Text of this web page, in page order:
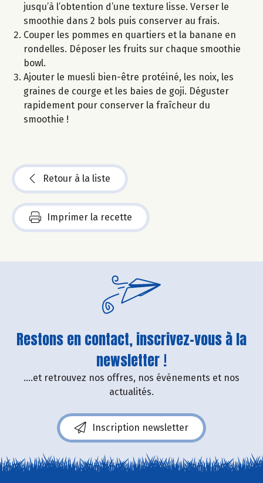
jusqu’à l’obtention d’une texture lisse. Verser le
smoothie dans 2 bols puis conserver au frais.
Couper les pommes en quartiers et la banane en
rondelles. Déposer les fruits sur chaque smoothie
bowl.
Ajouter le muesli bien-être protéiné, les noix, les
graines de courge et les baies de goji. Déguster
rapidement pour conserver la fraîcheur du
smoothie !
Retour à la liste
Imprimer la recette
Restons en contact, inscrivez-vous à la
newsletter !
....et retrouvez nos offres, nos événements et nos
actualités.
Inscription newsletter